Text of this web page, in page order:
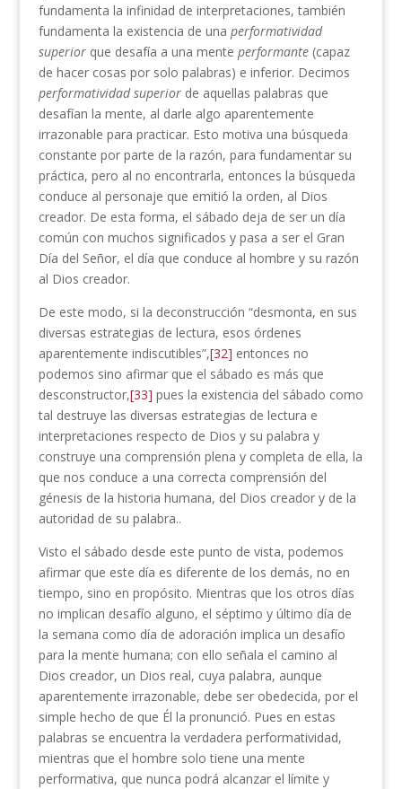
fundamenta la infinidad de interpretaciones, también
fundamenta la existencia de una performatividad
superiorque desafía a una mente performante(capaz
de hacer cosas por solo palabras) e inferior. Decimos
performatividad superiorde aquellas palabras que
desafían la mente, al darle algo aparentemente
irrazonable para practicar. Esto motiva una búsqueda
constante por parte de la razón, para fundamentar su
práctica, pero al no encontrarla, entonces la búsqueda
conduce al personaje que emitió la orden, al Dios
creador. De esta forma, el sábado deja de ser un día
común con muchos significados y pasa a ser el Gran
Día del Señor, el día que conduce al hombre y su razón
al Dios creador.
De este modo, si la deconstrucción “desmonta, en sus
diversas estrategias de lectura, esos órdenes
aparentemente indiscutibles”,[32] entonces no
podemos sino afirmar que el sábado es más que
desconstructor,[33] pues la existencia del sábado como
tal destruye las diversas estrategias de lectura e
interpretaciones respecto de Dios y su palabra y
construye una comprensión plena y completa de ella, la
que nos conduce a una correcta comprensión del
génesis de la historia humana, del Dios creador y de la
autoridad de su palabra..
Visto el sábado desde este punto de vista, podemos
afirmar que este día es diferente de los demás, no en
tiempo, sino en propósito. Mientras que los otros días
no implican desafío alguno, el séptimo y último día de
la semana como día de adoración implica un desafío
para la mente humana; con ello señala el camino al
Dios creador, un Dios real, cuya palabra, aunque
aparentemente irrazonable, debe ser obedecida, por el
simple hecho de que Él la pronunció. Pues en estas
palabras se encuentra la verdadera performatividad,
mientras que el hombre solo tiene una mente
performativa, que nunca podrá alcanzar el límite y